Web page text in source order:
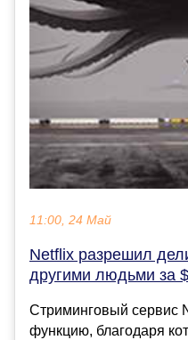
11:00, 24 Май
Netflix разрешил
другими людьми за
Стриминговый сервис
функцию, благодаря